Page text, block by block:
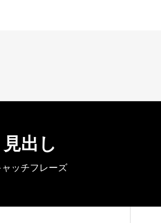
見出し
ャッチフレーズ